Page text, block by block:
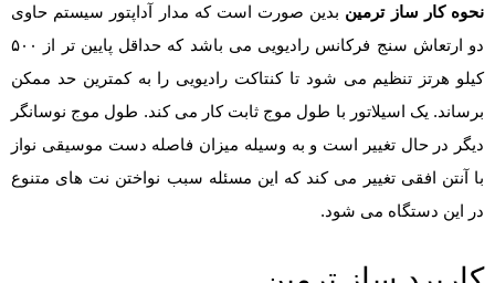
نحوه کار ساز ترمین بدین صورت است که مدار آداپتور سیستم حاوی
دو ارتعاش سنج فرکانس رادیویی می باشد که حداقل پایین تر از ۵۰۰
کیلو هرتز تنظیم می شود تا کنتاکت رادیویی را به کمترین حد ممکن
برساند. یک اسیلاتور با طول موج ثابت کار می کند. طول موج نوسانگر
دیگر در حال تغییر است و به وسیله میزان فاصله دست موسیقی نواز
با آنتن افقی تغییر می کند که این مسئله سبب نواختن نت های متنوع
در این دستگاه می شود.